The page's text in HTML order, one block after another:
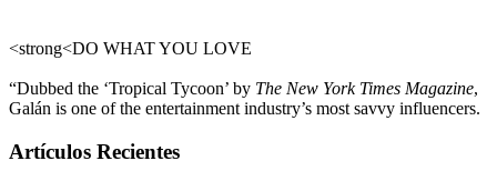
<strong<DO WHAT YOU LOVE
“Dubbed the ‘Tropical Tycoon’ by The New York Times Magazine,
Galán is one of the entertainment industry’s most savvy influencers.
Artículos Recientes